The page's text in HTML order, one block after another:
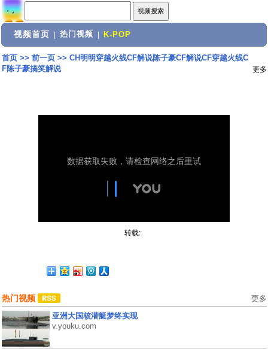
视频首页 热门视频 K-POP
首页>> 前一页>> CH明明穿越火线CF解说陈子豪CF解说CF穿越火线C
F陈子豪搞笑解说
更多
转载:
热门视频 更多
亚洲大国核潜艇梦终实现
v.youku.com